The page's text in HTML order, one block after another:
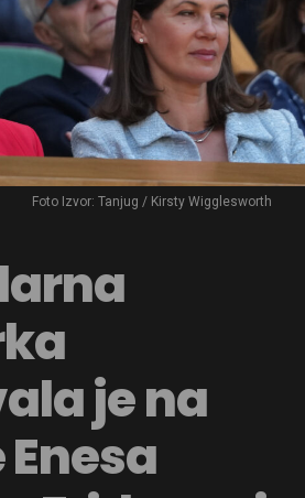
Foto Izvor: Tanjug / Kirsty Wigglesworth
je na